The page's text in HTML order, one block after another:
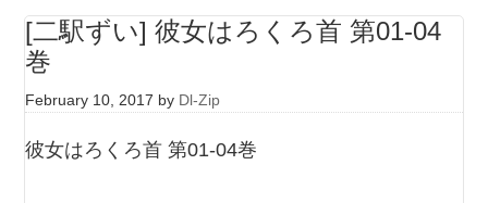
[二駅ずい] 彼女はろくろ首 第01-04
巻
February 10, 2017 by Dl-Zip
彼女はろくろ首 第01-04巻